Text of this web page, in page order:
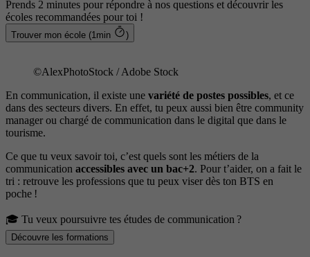
Prends 2 minutes pour répondre à nos questions et découvrir les
écoles recommandées pour toi !
Trouver mon école (1min )
©AlexPhotoStock / Adobe Stock
En communication, il existe une variété de postes possibles, et ce
dans des secteurs divers. En effet, tu peux aussi bien être community
manager ou chargé de communication dans le digital que dans le
tourisme.
Ce que tu veux savoir toi, c’est quels sont les métiers de la
communication accessibles avec un bac+2. Pour t’aider, on a fait le
tri : retrouve les professions que tu peux viser dès ton BTS en
poche !
🎓 Tu veux poursuivre tes études de communication ?
Découvre les formations